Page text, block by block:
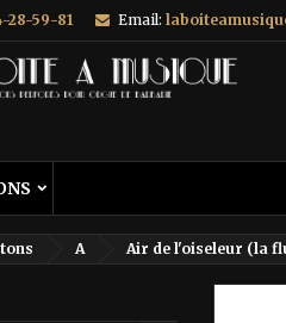
28-59-81 Email:
A Air de l'oiseleur (la